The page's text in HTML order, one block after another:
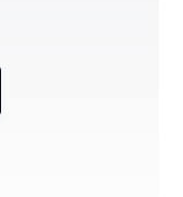
ଉଚ୍ଚ ନିଚ